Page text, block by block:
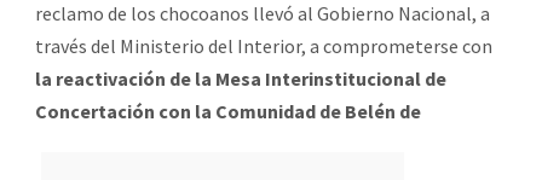
reclamo de los chocoanos llevó al Gobierno Nacional, a
través del Ministerio del Interior, a comprometerse con
la reactivación de la Mesa Interinstitucional de
Concertación con la Comunidad de Belén de